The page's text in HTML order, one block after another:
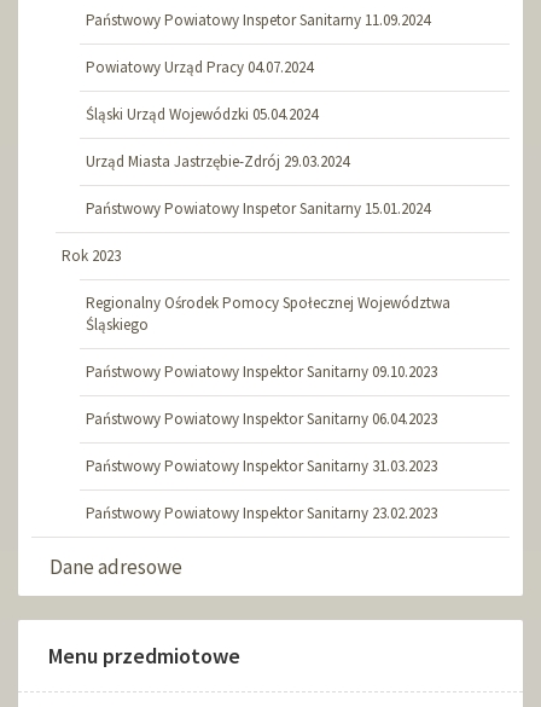
Państwowy Powiatowy Inspetor Sanitarny 11.09.2024
Powiatowy Urząd Pracy 04.07.2024
Śląski Urząd Wojewódzki 05.04.2024
Urząd Miasta Jastrzębie-Zdrój 29.03.2024
Państwowy Powiatowy Inspetor Sanitarny 15.01.2024
Rok 2023
Regionalny Ośrodek Pomocy Społecznej Województwa
Śląskiego
Państwowy Powiatowy Inspektor Sanitarny 09.10.2023
Państwowy Powiatowy Inspektor Sanitarny 06.04.2023
Państwowy Powiatowy Inspektor Sanitarny 31.03.2023
Państwowy Powiatowy Inspektor Sanitarny 23.02.2023
Dane adresowe
Menu przedmiotowe